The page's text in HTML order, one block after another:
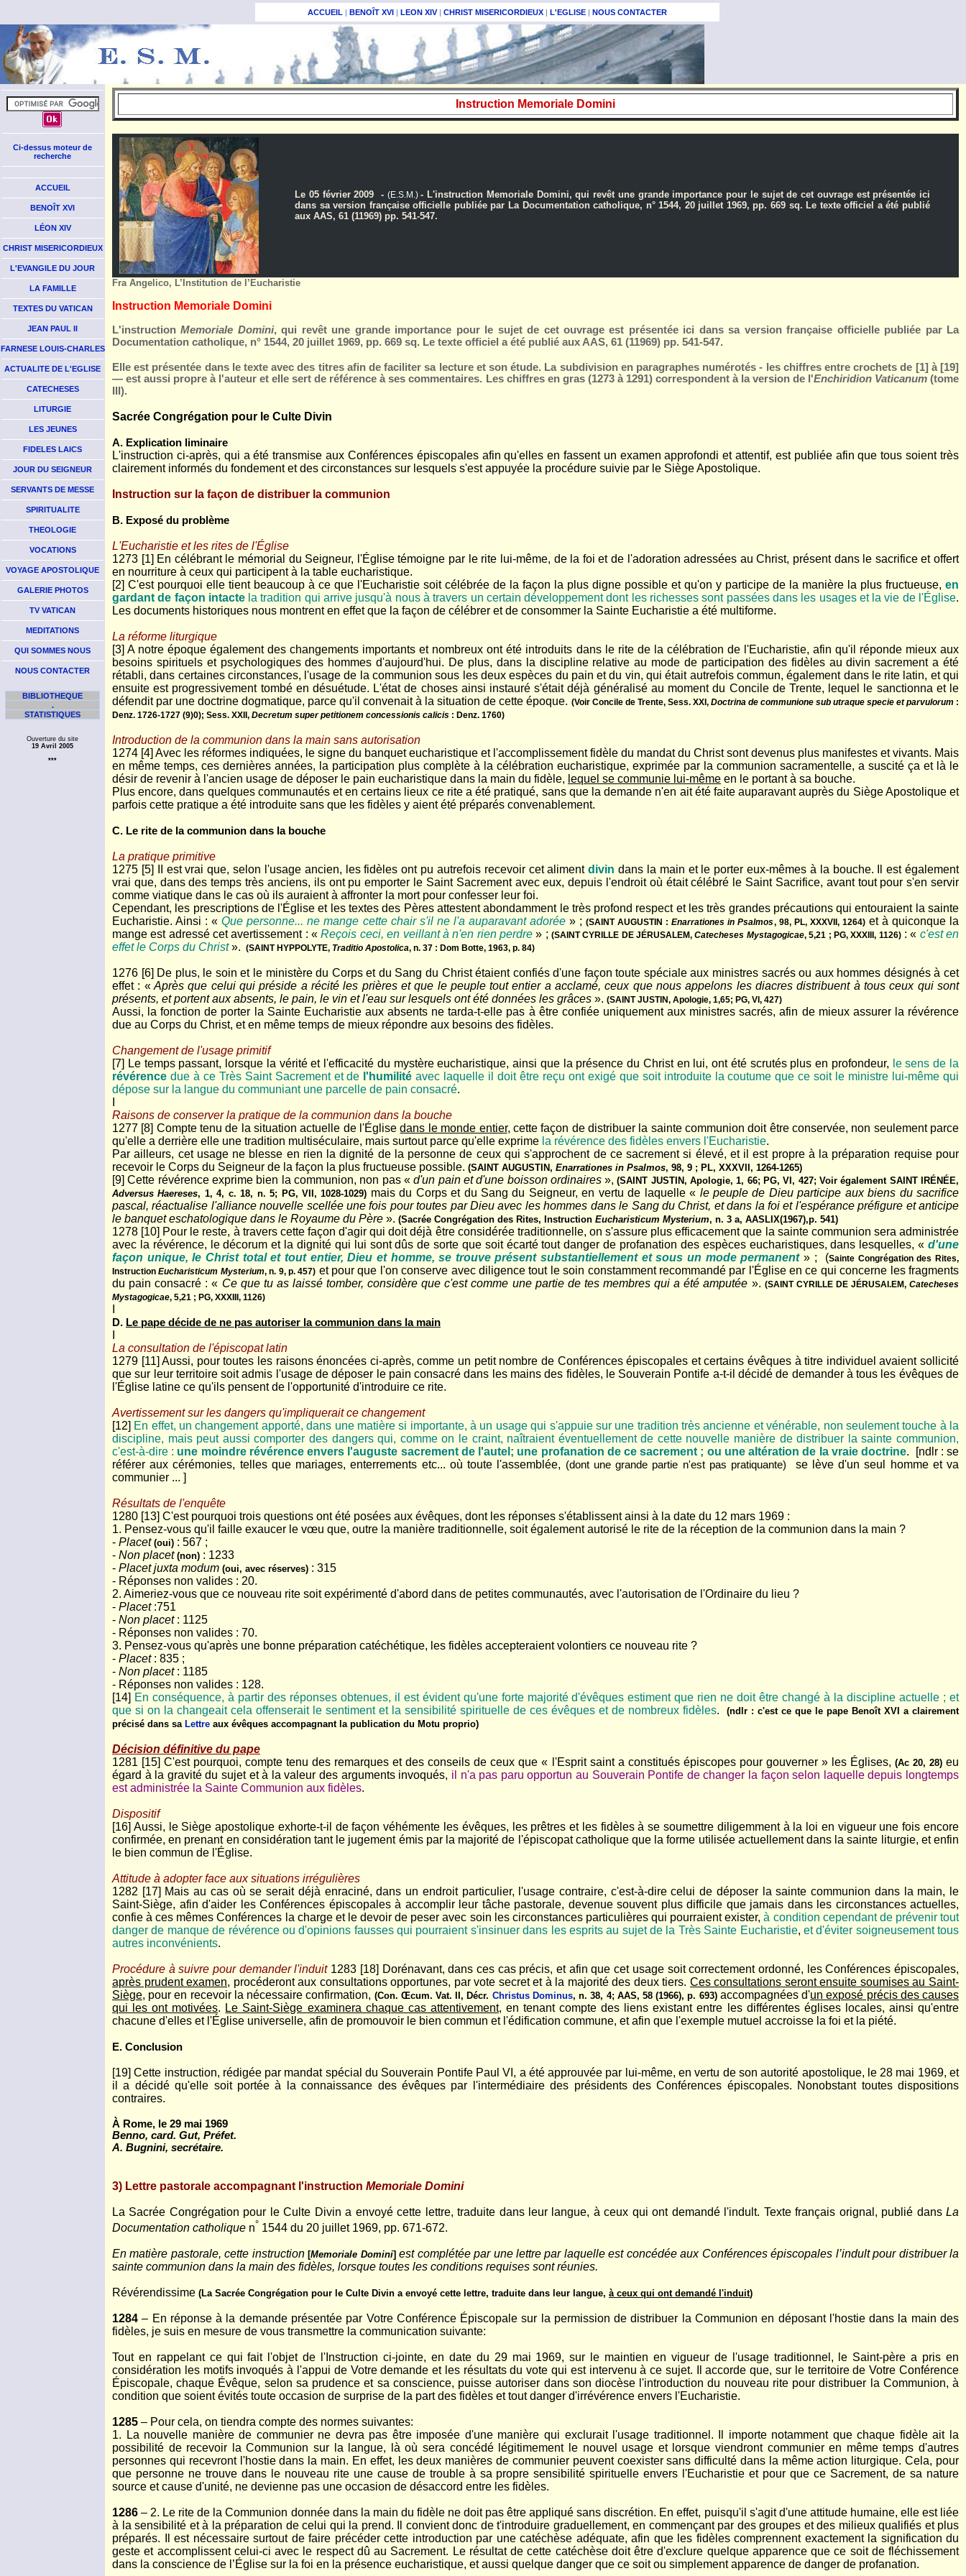
ACCUEIL | BENOÎT XVI | LEON XIV| CHRIST MISERICORDIEUX | L'EGLISE | NOUS CONTACTER
Ci-dessus moteur de
recherche
ACCUEIL
BENOÎT XVI
LÉON XIV
CHRIST MISERICORDIEUX
L'EVANGILE DU JOUR
LA FAMILLE
TEXTES DU VATICAN
JEAN PAUL II
FARNESE LOUIS-CHARLES
ACTUALITE DE L'EGLISE
CATECHESES
LITURGIE
LES JEUNES
FIDELES LAICS
JOUR DU SEIGNEUR
SERVANTS DE MESSE
SPIRITUALITE
THEOLOGIE
VOCATIONS
VOYAGE APOSTOLIQUE
GALERIE PHOTOS
TV VATICAN
MEDITATIONS
QUI SOMMES NOUS
NOUS CONTACTER
BIBLIOTHEQUE
.
STATISTIQUES
Ouverture du site
19 Avril 2005
***
Instruction Memoriale Domini
Le 05 février 2009 - (E.S.M.) - L'instruction Memoriale Domini, qui revêt une grande importance pour le sujet de cet ouvrage est présentée ici
dans sa version française officielle publiée par La Documentation catholique, n° 1544, 20 juillet 1969, pp. 669 sq. Le texte officiel a été publié
aux AAS, 61 (11969) pp. 541-547.
Fra Angelico, L’Institution de l’Eucharistie
Instruction Memoriale Domini
L'instructionMemoriale Domini, qui revêt une grande importance pour le sujet de cet ouvrage est présentée ici dans sa version française officielle publiée par La
Documentation catholique, n° 1544, 20 juillet 1969, pp. 669 sq. Le texte officiel a été publié aux AAS, 61 (11969) pp. 541-547.
Elle est présentée dans le texte avec des titres afin de faciliter sa lecture et son étude. La subdivision en paragraphes numérotés - les chiffres entre crochets de [1] à [19]
— est aussi propre à l'auteur et elle sert de référence à ses commentaires. Les chiffres en gras(1273 à 1291)correspondent à la version de l'Enchiridion Vaticanum(tome
III).
Sacrée Congrégation pour le Culte Divin
A. Explication liminaire
L'instruction ci-après, qui a été transmise aux Conférences épiscopales afin qu'elles en fassent un examen approfondi et attentif, est publiée afin que tous soient très
clairement informés du fondement et des circonstances sur lesquels s'est appuyée la procédure suivie par le Siège Apostolique.
Instruction sur la façon de distribuer la communion
B. Exposé du problème
L'Eucharistie et les rites de l'Église
1273 [1] En célébrant le mémorial du Seigneur, l'Église témoigne par le rite lui-même, de la foi et de l'adoration adressées au Christ, présent dans le sacrifice et offert
en nourriture à ceux qui participent à la table eucharistique.
[2] C'est pourquoi elle tient beaucoup à ce que l'Eucharistie soit célébrée de la façon la plus digne possible et qu'on y participe de la manière la plus fructueuse, en
gardant de façon intactela tradition qui arrive jusqu'à nous à travers un certain développement dont les richesses sont passées dans les usages et la vie de l'Église.
Les documents historiques nous montrent en effet que la façon de célébrer et de consommer la Sainte Eucharistie a été multiforme.
La réforme liturgique
[3] A notre époque également des changements importants et nombreux ont été introduits dans le rite de la célébration de l'Eucharistie, afin qu'il réponde mieux aux
besoins spirituels et psychologiques des hommes d'aujourd'hui. De plus, dans la discipline relative au mode de participation des fidèles au divin sacrement a été
rétabli, dans certaines circonstances, l'usage de la communion sous les deux espèces du pain et du vin, qui était autrefois commun, également dans le rite latin, et qui
ensuite est progressivement tombé en désuétude. L'état de choses ainsi instauré s'était déjà généralisé au moment du Concile de Trente, lequel le sanctionna et le
défendit par une doctrine dogmatique, parce qu'il convenait à la situation de cette époque. (Voir Concile de Trente, Sess. XXI, Doctrina de communione sub utraque specie et parvulorum:
Denz. 1726-1727 (9)0); Sess. XXII, Decretum super petitionem concessionis calicis : Denz. 1760)
Introduction de la communion dans la main sans autorisation
1274 [4] Avec les réformes indiquées, le signe du banquet eucharistique et l'accomplissement fidèle du mandat du Christ sont devenus plus manifestes et vivants. Mais
en même temps, ces dernières années, la participation plus complète à la célébration eucharistique, exprimée par la communion sacramentelle, a suscité ça et là le
désir de revenir à l'ancien usage de déposer le pain eucharistique dans la main du fidèle, lequel se communie lui-même en le portant à sa bouche.
Plus encore, dans quelques communautés et en certains lieux ce rite a été pratiqué, sans que la demande n'en ait été faite auparavant auprès du Siège Apostolique et
parfois cette pratique a été introduite sans que les fidèles y aient été préparés convenablement.
C. Le rite de la communion dans la bouche
La pratique primitive
1275 [5] II est vrai que, selon l'usage ancien, les fidèles ont pu autrefois recevoir cet alimentdivin dans la main et le porter eux-mêmes à la bouche. Il est également
vrai que, dans des temps très anciens, ils ont pu emporter le Saint Sacrement avec eux, depuis l'endroit où était célébré le Saint Sacrifice, avant tout pour s'en servir
comme viatique dans le cas où ils auraient à affronter la mort pour confesser leur foi.
Cependant, les prescriptions de l'Église et les textes des Pères attestent abondamment le très profond respect et les très grandes précautions qui entouraient la sainte
Eucharistie. Ainsi : « Que personne... ne mange cette chair s'il ne l'a auparavant adorée» ;(SAINT AUGUSTIN :Enarrationes in Psalmos, 98, PL, XXXVII, 1264)et à quiconque la
mange est adressé cet avertissement : «Reçois ceci, en veillant à n'en rien perdre» ;(SAINT CYRILLE DE JÉRUSALEM,Catecheses Mystagogicae, 5,21 ; PG, XXXIII, 1126): « c'est en
effet le Corps du Christ». (SAINT HYPPOLYTE, Traditio Apostolica, n. 37 : Dom Botte, 1963, p. 84)
1276 [6] De plus, le soin et le ministère du Corps et du Sang du Christ étaient confiés d'une façon toute spéciale aux ministres sacrés ou aux hommes désignés à cet
effet : «Après que celui qui préside a récité les prières et que le peuple tout entier a acclamé, ceux que nous appelons les diacres distribuent à tous ceux qui sont
présents, et portent aux absents, le pain, le vin et l'eau sur lesquels ont été données les grâces ». (SAINT JUSTIN, Apologie, 1,65; PG, VI, 427)
Aussi, la fonction de porter la Sainte Eucharistie aux absents ne tarda-t-elle pas à être confiée uniquement aux ministres sacrés, afin de mieux assurer la révérence
due au Corps du Christ, et en même temps de mieux répondre aux besoins des fidèles.
Changement de l'usage primitif
[7] Le temps passant, lorsque la vérité et l'efficacité du mystère eucharistique, ainsi que la présence du Christ en lui, ont été scrutés plus en profondeur, le sens de la
révérence due à ce Très Saint Sacrement et de l'humilité avec laquelle il doit être reçu ont exigé que soit introduite la coutume que ce soit le ministre lui-même qui
dépose sur la langue du communiant une parcelle de pain consacré.
Raisons de conserver la pratique de la communion dans la bouche
1277 [8] Compte tenu de la situation actuelle de l'Églisedans le monde entier, cette façon de distribuer la sainte communion doit être conservée, non seulement parce
qu'elle a derrière elle une tradition multiséculaire, mais surtout parce qu'elle exprime la révérence des fidèles envers l'Eucharistie.
Par ailleurs, cet usage ne blesse en rien la dignité de la personne de ceux qui s'approchent de ce sacrement si élevé, et il est propre à la préparation requise pour
recevoir le Corps du Seigneur de la façon la plus fructueuse possible. (SAINT AUGUSTIN, Enarrationes in Psalmos, 98, 9 ; PL, XXXVII, 1264-1265)
[9] Cette révérence exprime bien la communion, non pas «d'un pain et d'une boisson ordinaires»,(SAINT JUSTIN, Apologie, 1, 66; PG, VI, 427; Voir également SAINT IRÉNÉE,
Adversus Haereses, 1, 4, c. 18, n. 5; PG, VII, 1028-1029) mais du Corps et du Sang du Seigneur, en vertu de laquelle « le peuple de Dieu participe aux biens du sacrifice
pascal, réactualise l'alliance nouvelle scellée une fois pour toutes par Dieu avec les hommes dans le Sang du Christ, et dans la foi et l'espérance préfigure et anticipe
le banquet eschatologique dans le Royaume du Père ». (Sacrée Congrégation des Rites, Instruction Eucharisticum Mysterium, n. 3 a, AASLIX(1967),p. 541)
1278 [10] Pour le reste, à travers cette façon d'agir qui doit déjà être considérée traditionnelle, on s'assure plus efficacement que la sainte communion sera administrée
avec la révérence, le décorum et la dignité qui lui sont dûs de sorte que soit écarté tout danger de profanation des espèces eucharistiques, dans lesquelles, « d'une
façon unique, le Christ total et tout entier, Dieu et homme, se trouve présent substantiellement et sous un mode permanent» ; (Sainte Congrégation des Rites,
InstructionEucharisticum Mysterium, n. 9, p. 457) et pour que l'on conserve avec diligence tout le soin constamment recommandé par l'Église en ce qui concerne les fragments
du pain consacré : « Ce que tu as laissé tomber, considère que c'est comme une partie de tes membres qui a été amputée ». (SAINT CYRILLE DE JÉRUSAI.EM,Catecheses
Mystagogicae, 5,21 ; PG, XXXIII, 1126)
D. Le pape décide de ne pas autoriser la communion dans la main
La consultation de l'épiscopat latin
1279 [11] Aussi, pour toutes les raisons énoncées ci-après, comme un petit nombre de Conférences épiscopales et certains évêques à titre individuel avaient sollicité
que sur leur territoire soit admis l'usage de déposer le pain consacré dans les mains des fidèles, le Souverain Pontife a-t-il décidé de demander à tous les évêques de
l'Église latine ce qu'ils pensent de l'opportunité d'introduire ce rite.
Avertissement sur les dangers qu'impliquerait ce changement
[12] En effet, un changement apporté, dans une matière si importante, à un usage qui s'appuie sur une tradition très ancienne et vénérable, non seulement touche à la
discipline, mais peut aussi comporter des dangers qui, comme on le craint, naîtraient éventuellement de cette nouvelle manière de distribuer la sainte communion,
c'est-à-dire : une moindre révérence envers l'auguste sacrement de l'autel; une profanation de ce sacrement ; ou une altération de la vraie doctrine. [ndlr : se
référer aux cérémonies, telles que mariages, enterrements etc... où toute l'assemblée, (dont une grande partie n'est pas pratiquante) se lève d'un seul homme et va
communier ... ]
Résultats de l'enquête
1280 [13] C'est pourquoi trois questions ont été posées aux évêques, dont les réponses s'établissent ainsi à la date du 12 mars 1969 :
1. Pensez-vous qu'il faille exaucer le vœu que, outre la manière traditionnelle, soit également autorisé le rite de la réception de la communion dans la main ?
- Placet (oui) : 567 ;
- Non placet (non) : 1233
- Placet juxta modum (oui, avec réserves) : 315
- Réponses non valides : 20.
2. Aimeriez-vous que ce nouveau rite soit expérimenté d'abord dans de petites communautés, avec l'autorisation de l'Ordinaire du lieu ?
- Placet:751
- Non placet: 1125
- Réponses non valides : 70.
3. Pensez-vous qu'après une bonne préparation catéchétique, les fidèles accepteraient volontiers ce nouveau rite ?
- Placet: 835 ;
- Non placet : 1185
- Réponses non valides : 128.
[14] En conséquence, à partir des réponses obtenues, il est évident qu'une forte majorité d'évêques estiment que rien ne doit être changé à la discipline actuelle ; et
que si on la changeait cela offenserait le sentiment et la sensibilité spirituelle de ces évêques et de nombreux fidèles.
(ndlr : c'est ce que le pape Benoît XVI a clairement
précisé dans sa Lettre aux évêques accompagnant la publication du Motu proprio)
Décision définitive du pape
1281 [15] C'est pourquoi, compte tenu des remarques et des conseils de ceux que « l'Esprit saint a constitués épiscopes pour gouverner » les Églises, (Ac 20, 28)eu
égard à la gravité du sujet et à la valeur des arguments invoqués, il n'a pas paru opportun au Souverain Pontife de changer la façon selon laquelle depuis longtemps
est administrée la Sainte Communion aux fidèles.
Dispositif
[16] Aussi, le Siège apostolique exhorte-t-il de façon véhémente les évêques, les prêtres et les fidèles à se soumettre diligemment à la loi en vigueur une fois encore
confirmée, en prenant en considération tant le jugement émis par la majorité de l'épiscopat catholique que la forme utilisée actuellement dans la sainte liturgie, et enfin
le bien commun de l'Église.
Attitude à adopter face aux situations irrégulières
1282 [17] Mais au cas où se serait déjà enraciné, dans un endroit particulier, l'usage contraire, c'est-à-dire celui de déposer la sainte communion dans la main, le
Saint-Siège, afin d'aider les Conférences épiscopales à accomplir leur tâche pastorale, devenue souvent plus difficile que jamais dans les circonstances actuelles,
confie à ces mêmes Conférences la charge et le devoir de peser avec soin les circonstances particulières qui pourraient exister,à condition cependant de prévenir tout
danger de manque de révérence ou d'opinions fausses qui pourraient s'insinuer dans les esprits au sujet de la Très Sainte Eucharistie, et d'éviter soigneusement tous
autres inconvénients.
Procédure à suivre pour demander l'induit1283 [18] Dorénavant, dans ces cas précis, et afin que cet usage soit correctement ordonné, les Conférences épiscopales,
après prudent examen, procéderont aux consultations opportunes, par vote secret et à la majorité des deux tiers. Ces consultations seront ensuite soumises au Saint-
Siège, pour en recevoir la nécessaire confirmation, (Con. Œcum. Vat. II, Décr. Christus Dominus, n. 38, 4; AAS, 58 (1966), p. 693)accompagnées d'un exposé précis des causes
qui les ont motivées. Le Saint-Siège examinera chaque cas attentivement, en tenant compte des liens existant entre les différentes églises locales, ainsi qu'entre
chacune d'elles et l'Église universelle, afin de promouvoir le bien commun et l'édification commune, et afin que l'exemple mutuel accroisse la foi et la piété.
E. Conclusion
[19] Cette instruction, rédigée par mandat spécial du Souverain Pontife Paul VI, a été approuvée par lui-même, en vertu de son autorité apostolique, le 28 mai 1969, et
il a décidé qu'elle soit portée à la connaissance des évêques par l'intermédiaire des présidents des Conférences épiscopales. Nonobstant toutes dispositions
contraires.
À Rome, le 29 mai 1969
Benno, card. Gut, Préfet.
A. Bugnini, secrétaire.
3) Lettre pastorale accompagnant l'instruction Memoriale Domini
La Sacrée Congrégation pour le Culte Divin a envoyé cette lettre, traduite dans leur langue, à ceux qui ont demandé l'indult. Texte français orignal, publié dans La
Documentation catholique n° 1544 du 20 juillet 1969, pp. 671-672.
En matière pastorale, cette instruction[Memoriale Domini] est complétée par une lettre par laquelle est concédée aux Conférences épiscopales l’indult pour distribuer la
sainte communion dans la main des fidèles, lorsque toutes les conditions requises sont réunies.
Révérendissime (La Sacrée Congrégation pour le Culte Divin a envoyé cette lettre, traduite dans leur langue, à ceux qui ont demandé l'induit)
1284 – En réponse à la demande présentée par Votre Conférence Épiscopale sur la permission de distribuer la Communion en déposant l'hostie dans la main des
fidèles, je suis en mesure de vous transmettre la communication suivante:
Tout en rappelant ce qui fait l'objet de l'Instruction ci-jointe, en date du 29 mai 1969, sur le maintien en vigueur de l'usage traditionnel, le Saint-père a pris en
considération les motifs invoqués à l'appui de Votre demande et les résultats du vote qui est intervenu à ce sujet. Il accorde que, sur le territoire de Votre Conférence
Épiscopale, chaque Évêque, selon sa prudence et sa conscience, puis­se autoriser dans son diocèse l'introduction du nouveau rite pour distribuer la Communion, à
condition que soient évités toute occasion de surprise de la part des fidèles et tout danger d'irrévérence envers l'Eucharistie.
1285 – Pour cela, on tiendra compte des normes suivantes:
1. La nouvelle manière de communier ne devra pas être imposée d'une manière qui exclurait l'usage traditionnel. Il importe notamment que chaque fidèle ait la
possibilité de recevoir la Communion sur la langue, là où sera concédé légitimement le nouvel usage et lorsque viendront communier en même temps d'autres
personnes qui recevront l'hostie dans la main. En effet, les deux manières de communier peuvent coexister sans difficulté dans la même action liturgique. Cela, pour
que personne ne trouve dans le nouveau rite une cause de trouble à sa propre sen­sibilité spirituelle envers l'Eucharistie et pour que ce Sacrement, de sa nature
source et cause d'unité, ne devienne pas une occasion de désaccord entre les fidèles.
1286– 2. Le rite de la Communion donnée dans la main du fidèle ne doit pas être appliqué sans discrétion. En effet, puisqu'il s'agit d'une attitude humaine, elle est liée
à la sensibilité et à la préparation de celui qui la prend. Il convient donc de t'in­troduire graduellement, en commençant par des groupes et des milieux qualifiés et plus
préparés. Il est nécessaire surtout de faire précéder cette introduction par une catéchèse adéquate, afin que les fidèles comprennent exactement la signification du
geste et accomplissent celui-ci avec le respect dû au Sacrement. Le résultat de cette catéchèse doit être d'exclure quelque apparence que ce soit de fléchissement
dans la conscience de l’Église sur la foi en la présence eucharistique, et aussi quelque danger que ce soit ou simplement apparence de danger de profanation.